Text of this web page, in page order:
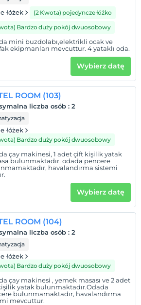
łóżek
(2 Kwota) pojedyncze łóżko
Bardzo duży pokój dwuosobowy
mini buzdolabı,elektrikli ocak ve
ekipmanları mevcuttur. 4 yataklı oda.
Wybierz datę
ROOM (103)
liczba osób : 2
łóżek
Bardzo duży pokój dwuosobowy
çay makinesi, 1 adet çift kişilik yatak
bulunmaktadır. odada pencere
havalandırma sistemi
Wybierz datę
ROOM (104)
liczba osób : 2
łóżek
Bardzo duży pokój dwuosobowy
çay makinesi , yemek masası ve 2 adet
yatak bulunmaktadır.Odada
bulunmamaktadır, havalandırma
mevcuttur.